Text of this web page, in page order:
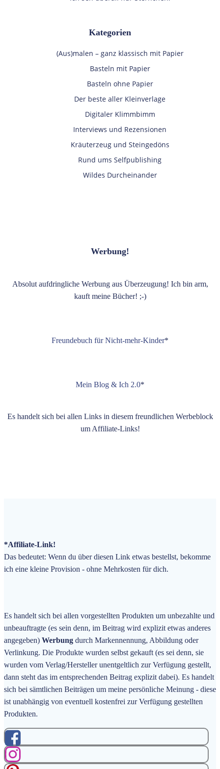
Kategorien
(Aus)malen – ganz klassisch mit Papier
Basteln mit Papier
Basteln ohne Papier
Der beste aller Kleinverlage
Digitaler Klimmbimm
Interviews und Rezensionen
Kräuterzeug und Steingedöns
Rund ums Selfpublishing
Wildes Durcheinander
Werbung!
Absolut aufdringliche Werbung aus Überzeugung! Ich bin arm,
kauft meine Bücher! ;-)
Freundebuch für Nicht-mehr-Kinder*
Mein Blog & Ich 2.0*
Es handelt sich bei allen Links in diesem freundlichen Werbeblock
um Affiliate-Links!
*Affiliate-Link!
Das bedeutet: Wenn du über diesen Link etwas bestellst, bekomme
ich eine kleine Provision - ohne Mehrkosten für dich.
Es handelt sich bei allen vorgestellten Produkten um unbezahlte und
unbeauftragte (es sein denn, im Beitrag wird explizit etwas anderes
angegeben) Werbung durch Markennennung, Abbildung oder
Verlinkung. Die Produkte wurden selbst gekauft (es sei denn, sie
wurden vom Verlag/Hersteller unentgeltlich zur Verfügung gestellt,
dann steht das im entsprechenden Beitrag explizit dabei). Es handelt
sich bei sämtlichen Beiträgen um meine persönliche Meinung - diese
ist unabhängig von eventuell kostenfrei zur Verfügung gestellten
Produkten.